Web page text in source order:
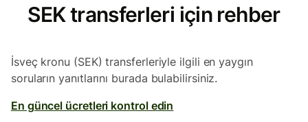
SEK transferleri için rehber
İsveç kronu (SEK) transferleriyle ilgili en yaygın
soruların yanıtlarını burada bulabilirsiniz.
En güncel ücretleri kontrol edin